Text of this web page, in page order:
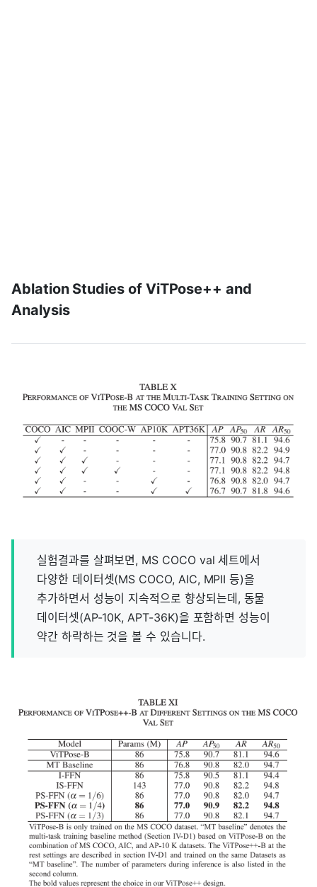
Ablation Studies of ViTPose++ and
Analysis
실험결과를 살펴보면, MS COCO val 세트에서
다양한 데이터셋(MS COCO, AIC, MPII 등)을
추가하면서 성능이 지속적으로 향상되는데, 동물
데이터셋(AP-10K, APT-36K)을 포함하면 성능이
약간 하락하는 것을 볼 수 있습니다.